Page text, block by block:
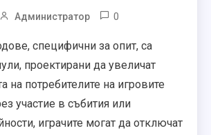
Администратор 0
специфични за опит, са
проектирани да увеличат
на потребителите на игровите
участие в събития или
играчите могат да отключат